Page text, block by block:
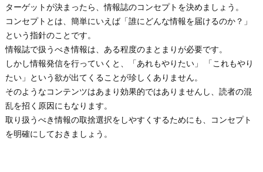
ターゲットが決まったら、情報誌のコンセプトを決めましょう。
コンセプトとは、簡単にいえば「誰にどんな情報を届けるのか？」
という指針のことです。
情報誌で扱うべき情報は、ある程度のまとまりが必要です。
しかし情報発信を行っていくと、「あれもやりたい」 「これもやり
たい」という欲が出てくることが珍しくありません。
そのようなコンテンツはあまり効果的ではありませんし、読者の混
乱を招く原因にもなります。
取り扱うべき情報の取捨選択をしやすくするためにも、コンセプト
を明確にしておきましょう。